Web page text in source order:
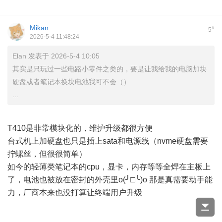
5#
Mikan
2026-5-4 11:48:24
Elan 发表于 2026-5-4 10:05
其实是只玩过一些电路小零件之类的，要是让我给我的电脑加块
硬盘或者笔记本换块电池我可不会（）
T410是非常模块化的，维护升级都很方便
台式机上加硬盘也只是插上sata和电源线（nvme硬盘需要
拧螺丝，但很很简单）
如今的轻薄类笔记本的cpu，显卡，内存等等全焊在主板上
了，电池也被放在密封的外壳里o(╯□╰)o 那是真需要动手能
力，厂商本来也没打算让终端用户升级